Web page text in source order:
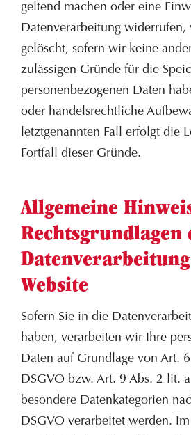
geltend machen oder eine
Datenverarbeitung widerrufen,
gelöscht, sofern wir keine
zulässigen Gründe für die
personenbezogenen Daten
oder handelsrechtliche
letztgenannten Fall erfolgt die
Fortfall dieser Gründe.
Allgemeine
Rechtsgrundlagen
Website
Sofern Sie in die
haben, verarbeiten wir Ihre
Daten auf Grundlage von Art.
DSGVO bzw. Art. 9 Abs. 2 lit.
besondere Datenkategorien
DSGVO verarbeitet werden.